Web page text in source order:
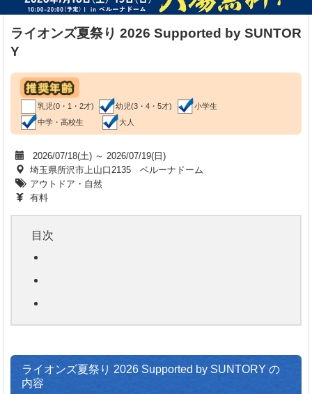
ライオンズ夏祭り 2026 Supported by SUNTOR
Y
乳児(0・1・2才) 幼児(3・4・5才)
小学生
中学・高校生
大人
2026/07/18(土) ～ 2026/07/19(日)
埼玉県所沢市上山口2135 ベルーナドーム
アウトドア・自然
有料
目次
ライオンズ夏祭り 2026 Supported by SUNTORY の
内容